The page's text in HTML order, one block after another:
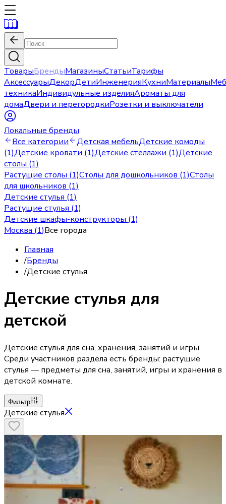
ТоварыБрендыМагазиныСтатьиТарифы
АксессуарыДекорДетиИнженерияКухниМатериалы
техникаИндивидульные изделияАроматы для
домаДвери и перегородкиРозетки и выключатели
Локальные бренды
Все категории
Детская мебельДетские комоды
(1)Детские кровати (1)Детские стеллажи (1)Детские
столы (1)
Растущие столы (1)Столы для дошкольников (1)Столы
для школьников (1)
Детские стулья (1)
Растущие стулья (1)
Детские шкафы-конструкторы (1)
Москва (1)Все города
Главная
/Бренды
/Детские стулья
Детские стулья для
детской
Детские стулья для сна, хранения, занятий и игры.
Среди участников раздела есть бренды: растущие
стулья — предметы для сна, занятий, игры и хранения в
детской комнате.
Фильтр
Детские стулья